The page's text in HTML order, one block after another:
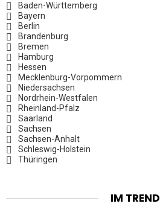
Baden-Württemberg
Bayern
Berlin
Brandenburg
Bremen
Hamburg
Hessen
Mecklenburg-Vorpommern
Niedersachsen
Nordrhein-Westfalen
Rheinland-Pfalz
Saarland
Sachsen
Sachsen-Anhalt
Schleswig-Holstein
Thüringen
IM TREND